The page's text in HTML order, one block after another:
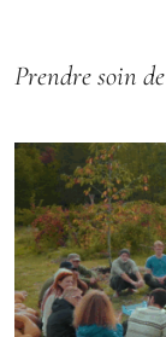
Prendre soin